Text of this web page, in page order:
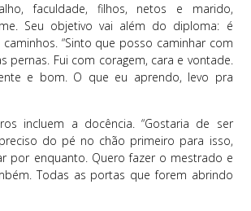
faculdade, filhos, netos e marido,
Seu objetivo vai além do diploma: é
“Sinto que posso caminhar com
pernas. Fui com coragem, cara e vontade.
e bom. O que eu aprendo, levo pra
incluem a docência. “Gostaria de ser
do pé no chão primeiro para isso,
por enquanto. Quero fazer o mestrado e
Todas as portas que forem abrindo